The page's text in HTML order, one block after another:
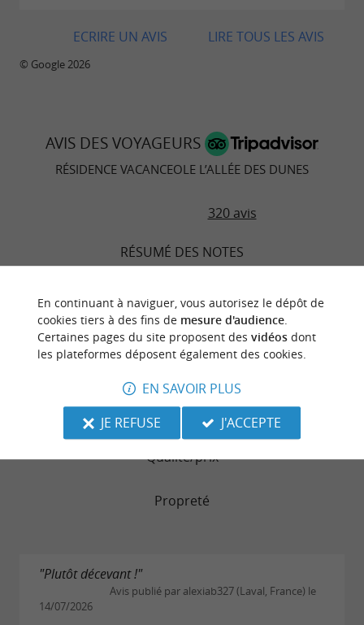
LIRE TOUS LES AVIS
ECRIRE UN AVIS
© Google 2026
AVIS DES VOYAGEURS
RÉSIDENCE VACANCEOLE L’ALLÉE DES DUNES
320 avis
RÉSUMÉ DES NOTES
Literie
Service
Qualité/prix
Propreté
"Plutôt décevant !"
Avis publié par alexiab327 (Laval, France) le
14/07/2026
En continuant à naviguer, vous autorisez le dépôt de
cookies tiers à des fins de mesure d'audience.
Certaines pages du site proposent des vidéosdont
les plateformes déposent également des cookies.
EN SAVOIR PLUS
JE REFUSE
J'ACCEPTE